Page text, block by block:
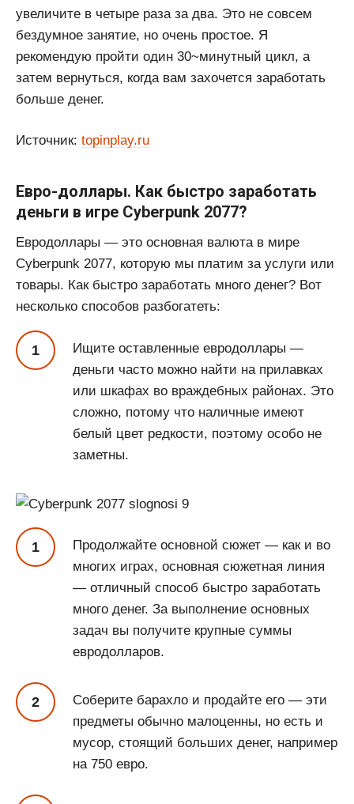
увеличите в четыре раза за два. Это не совсем
бездумное занятие, но очень простое. Я
рекомендую пройти один 30~минутный цикл, а
затем вернуться, когда вам захочется заработать
больше денег.
Источник: topinplay.ru
Евро-доллары. Как быстро заработать
деньги в игре Cyberpunk 2077?
Евродоллары — это основная валюта в мире
Cyberpunk 2077, которую мы платим за услуги или
товары. Как быстро заработать много денег? Вот
несколько способов разбогатеть:
Ищите оставленные евродоллары —
деньги часто можно найти на прилавках
или шкафах во враждебных районах. Это
сложно, потому что наличные имеют
белый цвет редкости, поэтому особо не
заметны.
Продолжайте основной сюжет — как и во
многих играх, основная сюжетная линия
— отличный способ быстро заработать
много денег. За выполнение основных
задач вы получите крупные суммы
евродолларов.
Соберите барахло и продайте его — эти
предметы обычно малоценны, но есть и
мусор, стоящий больших денег, например
на 750 евро.